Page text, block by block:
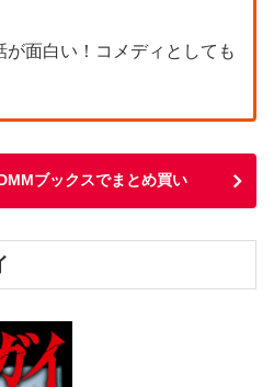
面白い！コメディとしても
ブックスでまとめ買い